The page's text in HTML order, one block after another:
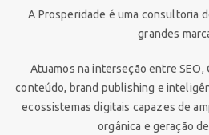
A Prosperidade é uma consultoria
grandes
Atuamos na interseção entre SEO,
conteúdo, brand publishing e
ecossistemas digitais capazes de
orgânica e geração